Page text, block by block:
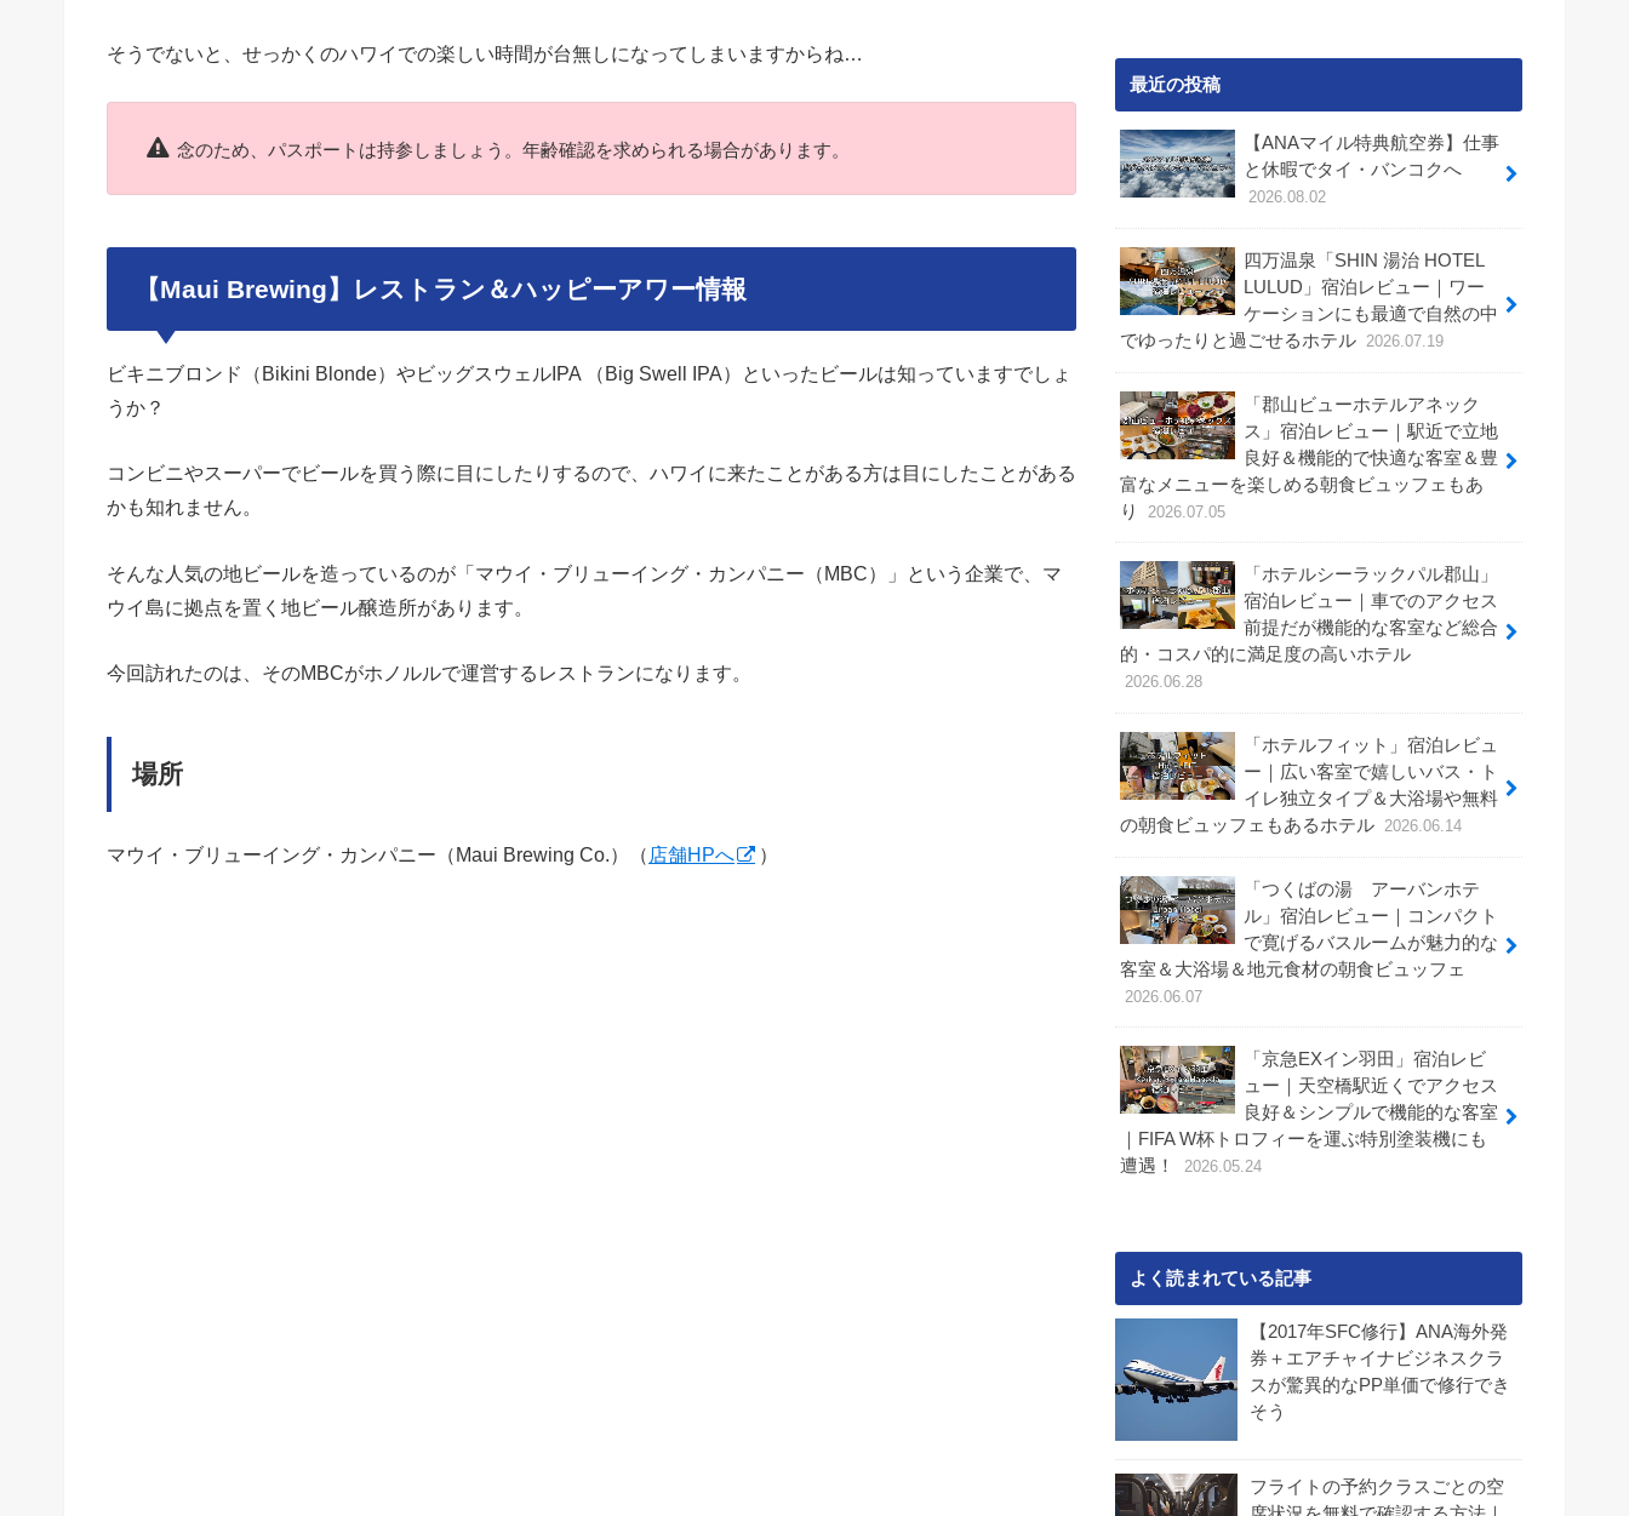
そうでないと、せっかくのハワイでの楽しい時間が台無しになってしまいますからね…
念のため、パスポートは持参しましょう。年齢確認を求められる場合があります。
【Maui Brewing】レストラン＆ハッピーアワー情報
ビキニブロンド（Bikini Blonde）やビッグスウェルIPA （Big Swell IPA）といったビールは知っていますでしょ
うか？
コンビニやスーパーでビールを買う際に目にしたりするので、ハワイに来たことがある方は目にしたことがある
かも知れません。
そんな人気の地ビールを造っているのが「マウイ・ブリューイング・カンパニー（MBC）」という企業で、マ
ウイ島に拠点を置く地ビール醸造所があります。
今回訪れたのは、そのMBCがホノルルで運営するレストランになります。
場所
マウイ・ブリューイング・カンパニー（Maui Brewing Co.）（ 店舗HPへ ）
最近の投稿
【ANAマイル特典航空券】仕事
と休暇でタイ・バンコクへ
2026.08.02
四万温泉「SHIN 湯治 HOTEL
LULUD」宿泊レビュー｜ワー
ケーションにも最適で自然の中
でゆったりと過ごせるホテル 2026.07.19
「郡山ビューホテルアネック
ス」宿泊レビュー｜駅近で立地
良好＆機能的で快適な客室＆豊
富なメニューを楽しめる朝食ビュッフェもあ
り
2026.07.05
「ホテルシーラックパル郡山」
宿泊レビュー｜車でのアクセス
前提だが機能的な客室など総合
的・コスパ的に満足度の高いホテル
2026.06.28
「ホテルフィット」宿泊レビュ
ー｜広い客室で嬉しいバス・ト
イレ独立タイプ＆大浴場や無料
の朝食ビュッフェもあるホテル 2026.06.14
「つくばの湯 アーバンホテ
ル」宿泊レビュー｜コンパクト
で寛げるバスルームが魅力的な
客室＆大浴場＆地元食材の朝食ビュッフェ
2026.06.07
「京急EXイン羽田」宿泊レビ
ュー｜天空橋駅近くでアクセス
良好＆シンプルで機能的な客室
｜FIFA W杯トロフィーを運ぶ特別塗装機にも
遭遇！
2026.05.24
よく読まれている記事
【2017年SFC修行】ANA海外発
券＋エアチャイナビジネスクラ
スが驚異的なPP単価で修行でき
そう
フライトの予約クラスごとの空